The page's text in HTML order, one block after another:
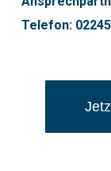
Telefon: